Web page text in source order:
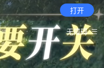
打开
无障碍